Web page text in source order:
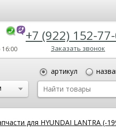
+7 (922) 152-
16:00 Заказать звонок
артикул
для HYUNDAI LANTRA (-